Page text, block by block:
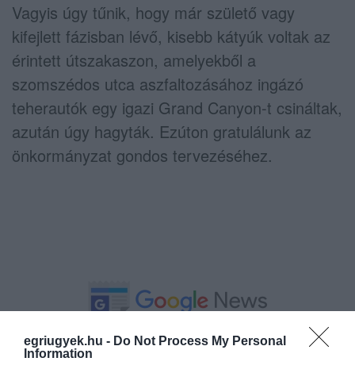
egriugyek.hu - Do Not Process My Personal
Information
Vagyis úgy tűnik, hogy már születő vagy
kifejlett fázisban lévő, kisebb kátyúk voltak az
érintett útszakaszon, amelyekből a
szomszédos utca aszfaltozásához ingázó
teherautók egy igazi Grand Canyon-t csináltak,
azután úgy hagyták. Ezúton gratulálunk az
önkormányzat gondos tervezéséhez.
Ne maradjon le a legfrissebb hírekről, kövessen
bennünket az EGRI ÜGYEK Google Hírek oldalán!